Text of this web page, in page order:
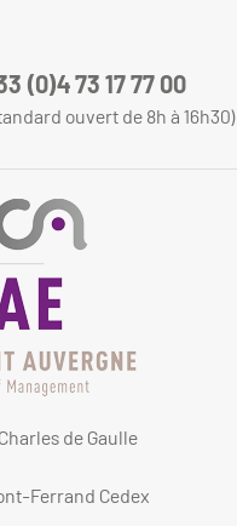
(0)4 73 17 77 00
ouvert de 8h à 16h30)
de Gaulle
Ferrand Cedex